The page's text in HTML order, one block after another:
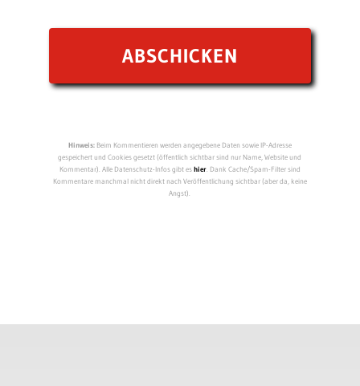
Hinweis:Beim Kommentieren werden angegebene Daten sowie IP-Adresse
gespeichert und Cookies gesetzt (öffentlich sichtbar sind nur Name, Website und
Kommentar). Alle Datenschutz-Infos gibt eshier. Dank Cache/Spam-Filter sind
Kommentare manchmal nicht direkt nach Veröffentlichung sichtbar (aber da, keine
Angst).